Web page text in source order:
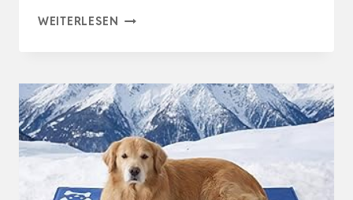
WEITERLESEN PECUTE
HUNDE,
LANGLEBIGER,
UPGRADE,
OXFORD-
STOFF